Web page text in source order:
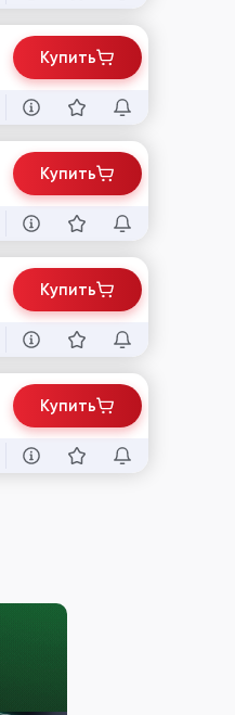
Купить
Купить
Купить
Купить